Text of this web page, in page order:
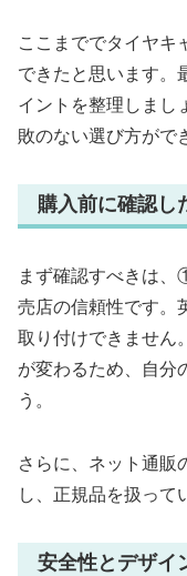
ここまででタイヤキ
できたと思います。
イントを整理しまし
敗のない選び方がで
購入前に確認し
まず確認すべきは
売店の信頼性です。
取り付けできません
が変わるため、自分
う。
さらに、ネット通販
し、正規品を扱って
安全性とデザイ